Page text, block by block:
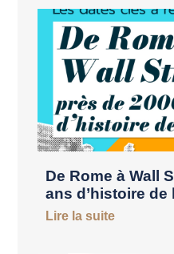
De Rome à Wall
ans d’histoire de
Lire la suite